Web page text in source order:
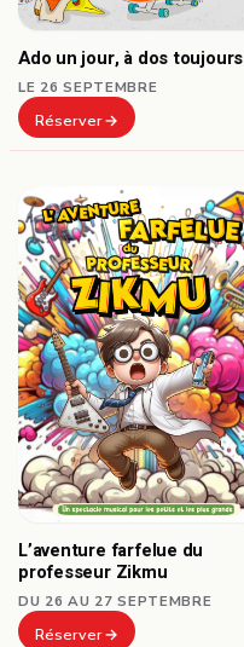
Ado un jour, à dos toujours
LE 26 SEPTEMBRE
Réserver
L’aventure farfelue du
professeur Zikmu
DU 26 AU 27 SEPTEMBRE
Réserver